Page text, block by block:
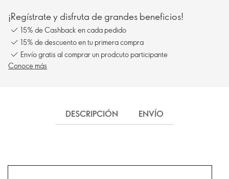
¡Regístrate y disfruta de grandes beneficios!
15% de Cashback en cada pedido
15% de descuento en tu primera compra
Envío gratis al comprar un prodcuto participante
Conoce más
DESCRIPCIÓN ENVÍO